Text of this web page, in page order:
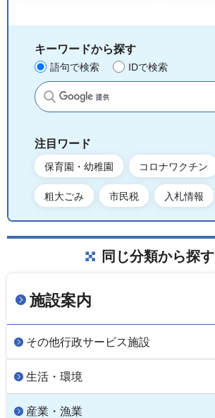
キーワードから探す
語句で検索 IDで検索
サイト内検索
注目ワード
保育園・幼稚園 コロナワクチン
粗大ごみ 市民税 入札情報
同じ分類から探す
施設案内
その他行政サービス施設
生活・環境
産業・漁業